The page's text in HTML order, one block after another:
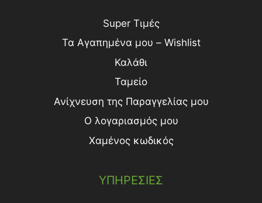
Super Τιμές
Τα Αγαπημένα μου – Wishlist
Καλάθι
Ταμείο
Ανίχνευση της Παραγγελίας μου
Ο λογαριασμός μου
Χαμένος κωδικός
ΥΠΗΡΕΣΙΕΣ